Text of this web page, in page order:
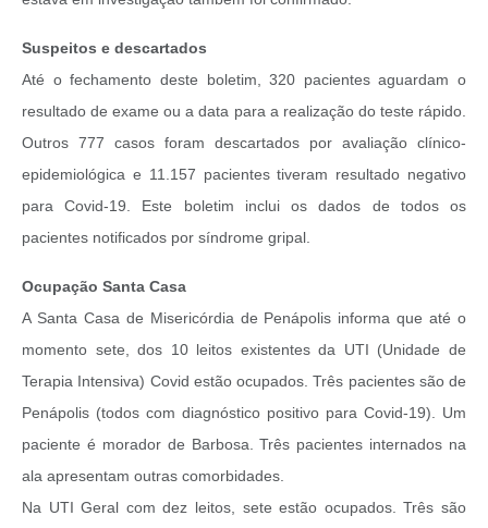
Suspeitos e descartados
Até o fechamento deste boletim, 320 pacientes aguardam o
resultado de exame ou a data para a realização do teste rápido.
Outros 777 casos foram descartados por avaliação clínico-
epidemiológica e 11.157 pacientes tiveram resultado negativo
para Covid-19. Este boletim inclui os dados de todos os
pacientes notificados por síndrome gripal.
Ocupação Santa Casa
A Santa Casa de Misericórdia de Penápolis informa que até o
momento sete, dos 10 leitos existentes da UTI (Unidade de
Terapia Intensiva) Covid estão ocupados. Três pacientes são de
Penápolis (todos com diagnóstico positivo para Covid-19). Um
paciente é morador de Barbosa. Três pacientes internados na
ala apresentam outras comorbidades.
Na UTI Geral com dez leitos, sete estão ocupados. Três são